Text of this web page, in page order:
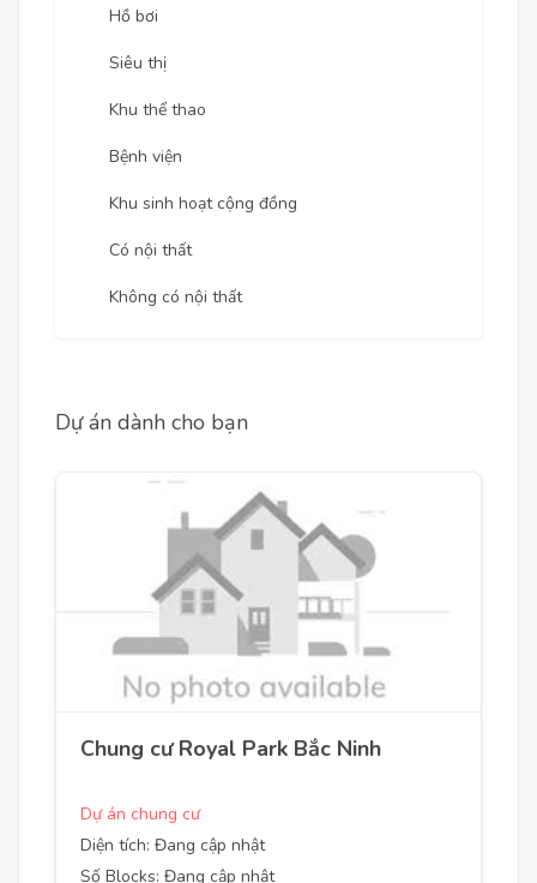
Hồ bơi
Siêu thị
Khu thể thao
Bệnh viện
Khu sinh hoạt cộng đồng
Có nội thất
Không có nội thất
Dự án dành cho bạn
Chung cư Royal Park Bắc Ninh
Dự án chung cư
Diện tích: Đang cập nhật
Số Blocks: Đang cập nhật